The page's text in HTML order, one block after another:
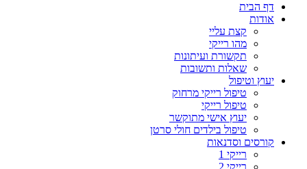
דף הבית
אודות
קצת עליי
מהו רייקי
תקשורת ועיתונות
שאלות ותשובות
יעוץ וטיפול
טיפול רייקי מרחוק
טיפול רייקי
יעוץ אישי מתוקשר
טיפול בילדים חולי סרטן
קורסים וסדנאות
רייקי 1
רייקי 2